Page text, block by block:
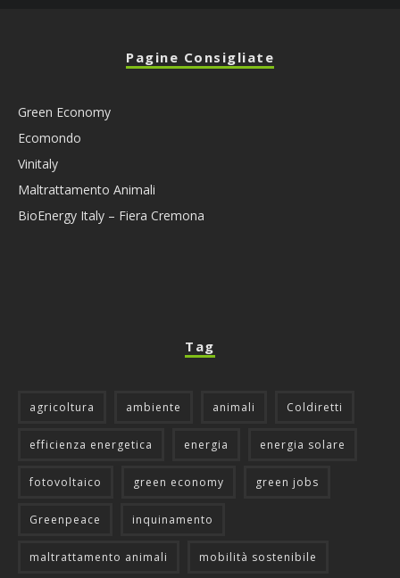
Pagine Consigliate
Green Economy
Ecomondo
Vinitaly
Maltrattamento Animali
BioEnergy Italy – Fiera Cremona
Tag
agricoltura ambiente animali Coldiretti
efficienza energetica energia energia solare
fotovoltaico green economy green jobs
Greenpeace inquinamento
maltrattamento animali mobilità sostenibile